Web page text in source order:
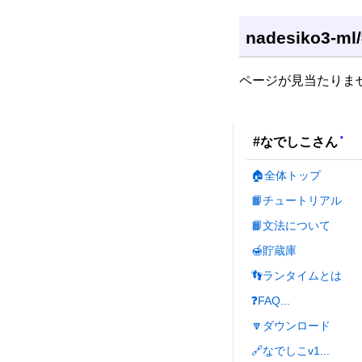
nadesiko3-
ページが見当たりま
#なでしこさん *
🏠全体トップ
📙チュートリアル
📙文法について
🍯貯蔵庫
👣ランタイムとは
❓FAQ...
🔽ダウンロード
🔗なでしこv1...